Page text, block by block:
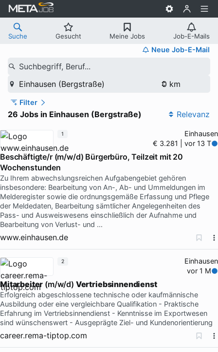
Suche Gesucht Meine Jobs Job-E-Mails
Neue Job-E-Mail
Suchbegriff, Beruf...
Einhausen (Bergstraße)
Filter
26 Jobs in Einhausen (Bergstraße) Relevanz
Einhausen
€ 3.281 | vor 13 T
Beschäftigte/r (m/w/d) Bürgerbüro, Teilzeit mit 20
Wochenstunden
Zu Ihrem abwechslungsreichen Aufgabengebiet gehören
insbesondere: Bearbeitung von An-, Ab- und Ummeldungen im
Melderegister sowie die ordnungsgemäße Erfassung und Pflege
der Meldedaten, Bearbeitung sämtlicher Angelegenheiten des
Pass- und Ausweiswesens einschließlich der Aufnahme und
Bearbeitung von Verlust- und …
www.einhausen.de
1
Einhausen
vor 1 M
Mitarbeiter (m/w/d) Vertriebsinnendienst
Erfolgreich abgeschlossene technische oder kaufmännische
Ausbildung oder eine vergleichbare Qualifikation - Praktische
Erfahrung im Vertriebsinnendienst - Kenntnisse im Exportwesen
sind wünschenswert - Ausgeprägte Ziel- und Kundenorientierung
career.rema-tiptop.com
2